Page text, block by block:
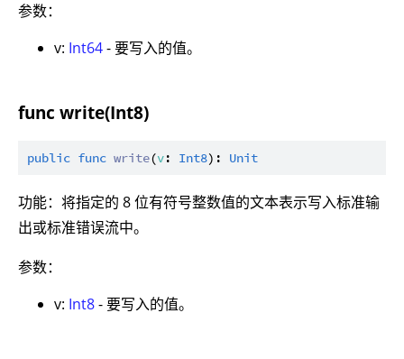
参数：
v: Int64- 要写入的值。
func write(Int8)
public func write(v: Int8): Unit
功能：将指定的 8 位有符号整数值的文本表示写入标准输
出或标准错误流中。
参数：
v: Int8- 要写入的值。